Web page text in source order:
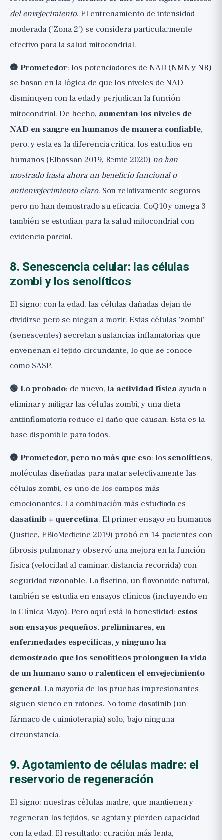
del envejecimiento. El entrenamiento de intensidad
moderada ('Zona 2') se considera particularmente
efectivo para la salud mitocondrial.
🟡 Prometedor: los potenciadores de NAD (NMN y NR)
se basan en la lógica de que los niveles de NAD
disminuyen con la edad y perjudican la función
mitocondrial. De hecho, aumentan los niveles de
NAD en sangre en humanos de manera confiable,
pero, y esta es la diferencia crítica, los estudios en
humanos (Elhassan 2019, Remie 2020) no han
mostrado hasta ahora un beneficio funcional o
antienvejecimiento claro. Son relativamente seguros
pero no han demostrado su eficacia. CoQ10 y omega 3
también se estudian para la salud mitocondrial con
evidencia parcial.
8. Senescencia celular: las células
zombi y los senolíticos
El signo: con la edad, las células dañadas dejan de
dividirse pero se niegan a morir. Estas células 'zombi'
(senescentes) secretan sustancias inflamatorias que
envenenan el tejido circundante, lo que se conoce
como SASP.
🟢 Lo probado: de nuevo, la actividad física ayuda a
eliminar y mitigar las células zombi, y una dieta
antiinflamatoria reduce el daño que causan. Esta es la
base disponible para todos.
🟡 Prometedor, pero no más que eso: los senolíticos,
moléculas diseñadas para matar selectivamente las
células zombi, es uno de los campos más
emocionantes. La combinación más estudiada es
dasatinib + quercetina. El primer ensayo en humanos
(Justice, EBioMedicine 2019) probó en 14 pacientes con
fibrosis pulmonar y observó una mejora en la función
física (velocidad al caminar, distancia recorrida) con
seguridad razonable. La fisetina, un flavonoide natural,
también se estudia en ensayos clínicos (incluyendo en
la Clínica Mayo). Pero aquí está la honestidad: estos
son ensayos pequeños, preliminares, en
enfermedades específicas, y ninguno ha
demostrado que los senolíticos prolonguen la vida
de un humano sano o ralenticen el envejecimiento
general. La mayoría de las pruebas impresionantes
siguen siendo en ratones. No tome dasatinib (un
fármaco de quimioterapia) solo, bajo ninguna
circunstancia.
9. Agotamiento de células madre: el
reservorio de regeneración
El signo: nuestras células madre, que mantienen y
regeneran los tejidos, se agotan y pierden capacidad
con la edad. El resultado: curación más lenta,